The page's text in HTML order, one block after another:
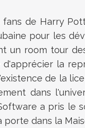
de Harry
pour les
un room tour
la
de la
dans
a pris
dans la